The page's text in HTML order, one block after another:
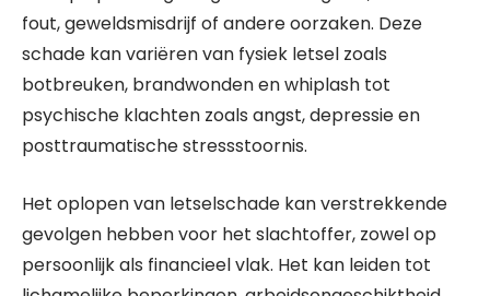
fout, geweldsmisdrijf of andere oorzaken. Deze
schade kan variëren van fysiek letsel zoals
botbreuken, brandwonden en whiplash tot
psychische klachten zoals angst, depressie en
posttraumatische stressstoornis.
Het oplopen van letselschade kan verstrekkende
gevolgen hebben voor het slachtoffer, zowel op
persoonlijk als financieel vlak. Het kan leiden tot